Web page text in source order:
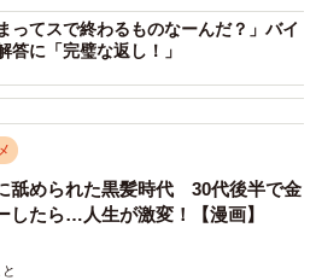
ってスで終わるものなーんだ？」バイ
答に「完璧な返し！」
舐められた黒髪時代 30代後半で金
したら…人生が激変！【漫画】